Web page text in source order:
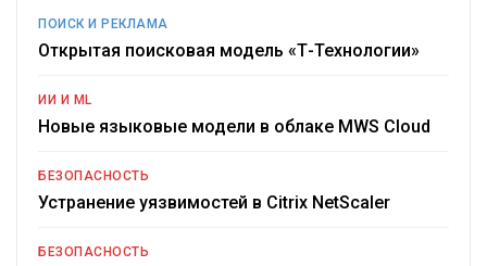
ПОИСК И РЕКЛАМА
Открытая поисковая модель «Т-Технологии»
ИИ И ML
Новые языковые модели в облаке MWS Cloud
БЕЗОПАСНОСТЬ
Устранение уязвимостей в Citrix NetScaler
БЕЗОПАСНОСТЬ